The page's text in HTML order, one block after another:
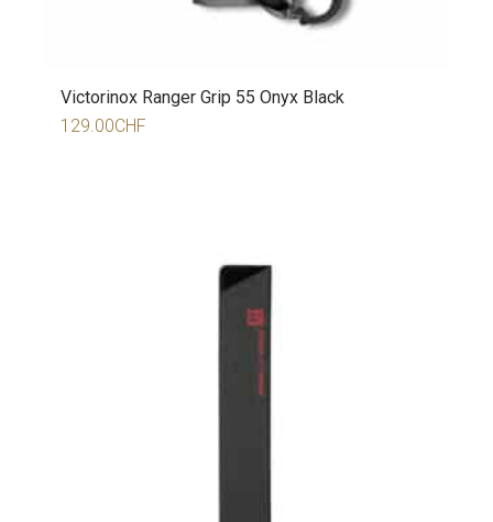
Victorinox Ranger Grip 55 Onyx Black
129.00CHF